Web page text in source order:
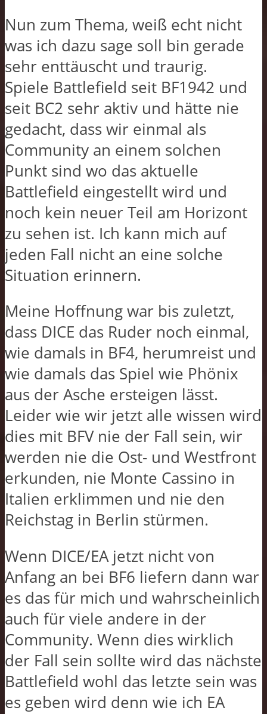
Nun zum Thema, weiß echt nicht
was ich dazu sage soll bin gerade
sehr enttäuscht und traurig.
Spiele Battlefield seit BF1942 und
seit BC2 sehr aktiv und hätte nie
gedacht, dass wir einmal als
Community an einem solchen
Punkt sind wo das aktuelle
Battlefield eingestellt wird und
noch kein neuer Teil am Horizont
zu sehen ist. Ich kann mich auf
jeden Fall nicht an eine solche
Situation erinnern.
Meine Hoffnung war bis zuletzt,
dass DICE das Ruder noch einmal,
wie damals in BF4, herumreist und
wie damals das Spiel wie Phönix
aus der Asche ersteigen lässt.
Leider wie wir jetzt alle wissen wird
dies mit BFV nie der Fall sein, wir
werden nie die Ost- und Westfront
erkunden, nie Monte Cassino in
Italien erklimmen und nie den
Reichstag in Berlin stürmen.
Wenn DICE/EA jetzt nicht von
Anfang an bei BF6 liefern dann war
es das für mich und wahrscheinlich
auch für viele andere in der
Community. Wenn dies wirklich
der Fall sein sollte wird das nächste
Battlefield wohl das letzte sein was
es geben wird denn wie ich EA